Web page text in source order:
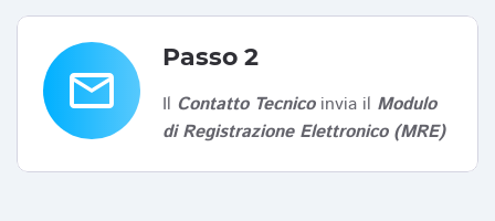
email
Passo 2
Il Contatto Tecnicoinvia il Modulo
di Registrazione Elettronico (MRE)